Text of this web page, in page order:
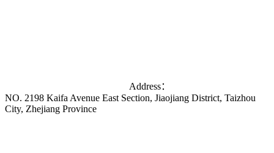
Address：
NO. 2198 Kaifa Avenue East Section, Jiaojiang District, Taizhou
City, Zhejiang Province